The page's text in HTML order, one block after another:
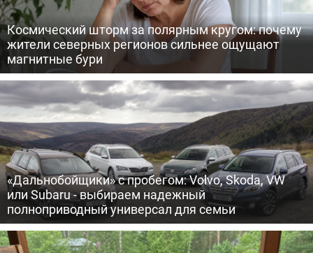
Космический шторм за полярным кругом: почему
жители северных регионов сильнее ощущают
магнитные бури
«Дальнобойщики» с пробегом: Volvo, Skoda, VW
или Subaru - выбираем надежный
полноприводный универсал для семьи